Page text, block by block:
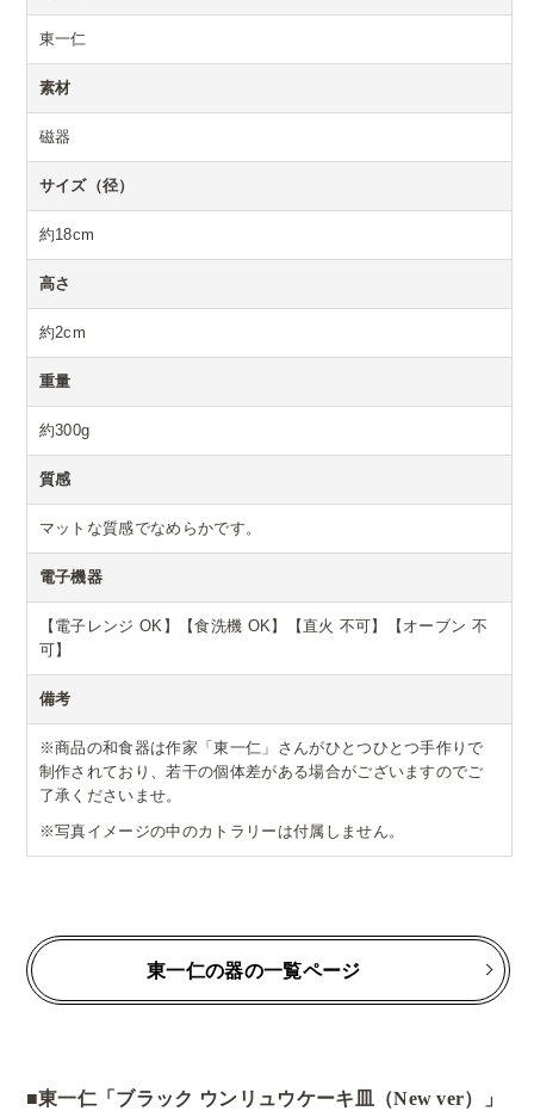
東一仁
素材
磁器
サイズ（径）
約18cm
高さ
約2cm
重量
約300g
質感
マットな質感でなめらかです。
電子機器
【電子レンジ OK】【食洗機 OK】【直火 不可】【オーブン 不
可】
備考
※商品の和食器は作家「東一仁」さんがひとつひとつ手作りで
制作されており、若干の個体差がある場合がございますのでご
了承くださいませ。
※写真イメージの中のカトラリーは付属しません。
東一仁の器の一覧ページ
東一仁「ブラック ウンリュウケーキ皿（New ver）」